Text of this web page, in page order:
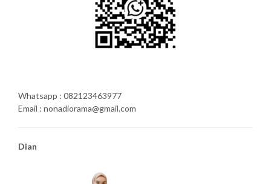
Whatsapp : 082123463977
Email : nonadiorama@gmail.com
Dian